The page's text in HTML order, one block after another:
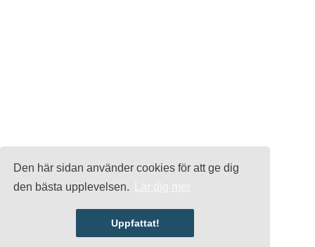
Den här sidan använder cookies för att ge dig
den bästa upplevelsen.
Uppfattat!